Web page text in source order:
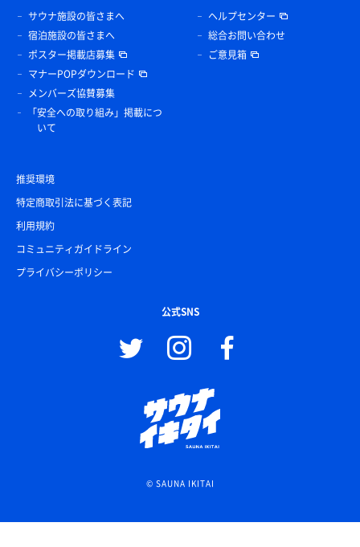
サウナ施設の皆さまへ
宿泊施設の皆さまへ
ポスター掲載店募集
マナーPOPダウンロード
メンバーズ協賛募集
「安全への取り組み」掲載につ
いて
ヘルプセンター
総合お問い合わせ
ご意見箱
推奨環境
特定商取引法に基づく表記
利用規約
コミュニティガイドライン
プライバシーポリシー
公式SNS
© SAUNA IKITAI